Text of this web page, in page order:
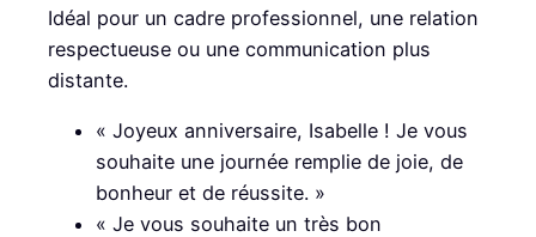
Idéal pour un cadre professionnel, une relation
respectueuse ou une communication plus
distante.
« Joyeux anniversaire, Isabelle ! Je vous
souhaite une journée remplie de joie, de
bonheur et de réussite. »
« Je vous souhaite un très bon